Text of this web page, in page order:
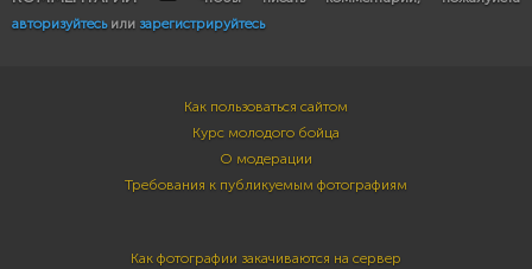
авторизуйтесьили зарегистрируйтесь
Как пользоваться сайтом
Курс молодого бойца
О модерации
Требования к публикуемым фотографиям
Как фотографии закачиваются на сервер